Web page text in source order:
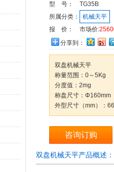
型 号：
TG35B
所属分类：
机械天平
报 价：
市场价:
分享到：
双盘机械天平
称量范围：0～5Kg
分度值：2mg
称盘尺寸：Φ160mm
外型尺寸（mm）：
咨询订购
双盘机械天平产品概述：